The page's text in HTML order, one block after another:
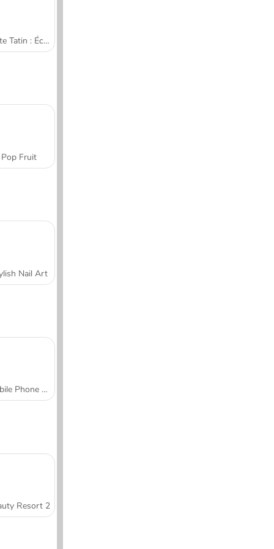
Tarte Tatin : École de cuisine de Sara
Pop Fruit
Nail Art
Mobile Phone Case Design & DIY
Resort 2